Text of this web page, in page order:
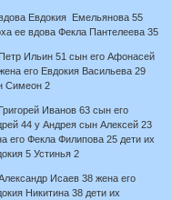
Евдокия Емельянова 55
ее вдова Фекла Пантелеева 35
Ильин 51 сын его Афонасей
его Евдокия Васильева 29
Симеон 2
Иванов 63 сын его
44 у Андрея сын Алексей 23
его Фекла Филипова 25 дети их
5 Устинья 2
Исаев 38 жена его
Никитина 38 дети их